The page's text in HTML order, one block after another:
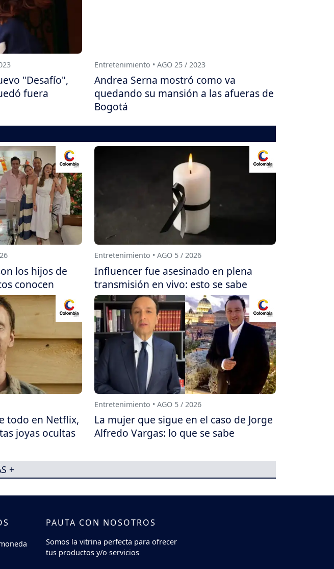
"Desafío",
fuera
Entretenimiento • AGO 25 / 2023
Andrea Serna mostró como va
quedando su mansión a las afueras de
Bogotá
los hijos de
conocen
Entretenimiento • AGO 5 / 2026
Influencer fue asesinado en plena
transmisión en vivo: esto se sabe
todo en Netflix,
joyas ocultas
Entretenimiento • AGO 5 / 2026
La mujer que sigue en el caso de Jorge
Alfredo Vargas: lo que se sabe
+
PAUTA CON NOSOTROS
Somos la vitrina perfecta para ofrecer
tus productos y/o servicios